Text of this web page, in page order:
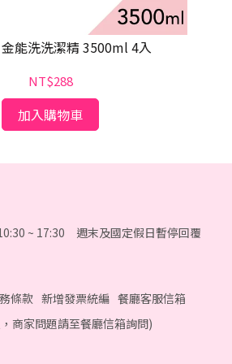
金能洗洗潔精 3500ml 4入
NT$288
加入購物車
~ 17:30 週末及國定假日暫停回覆
條款 新增發票統編 餐廳客服信箱
商家問題請至餐廳信箱詢問)